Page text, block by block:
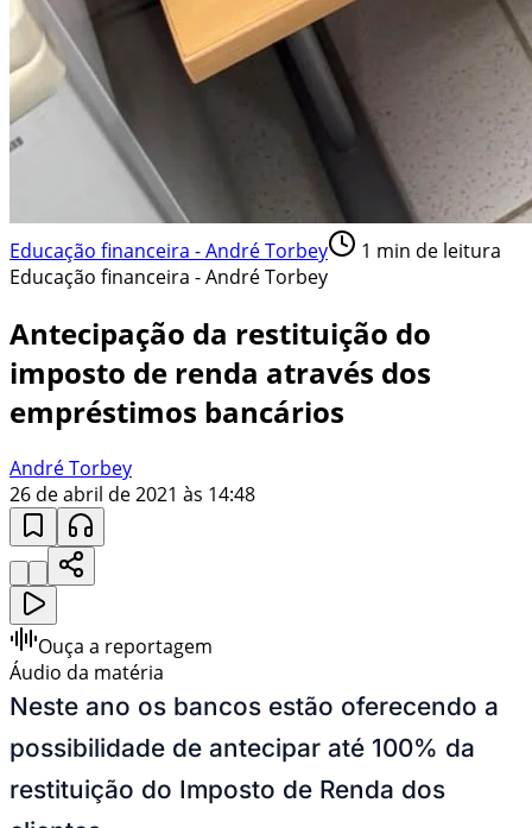
Educação financeira - André Torbey 1 min de leitura
Educação financeira - André Torbey
Antecipação da restituição do
imposto de renda através dos
empréstimos bancários
André Torbey
26 de abril de 2021 às 14:48
Ouça a reportagem
Áudio da matéria
Neste ano os bancos estão oferecendo a
possibilidade de antecipar até 100% da
restituição do Imposto de Renda dos